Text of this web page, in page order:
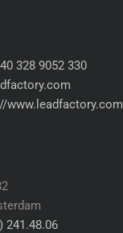
328 9052 330
www.leadfactory.com
241.48.06